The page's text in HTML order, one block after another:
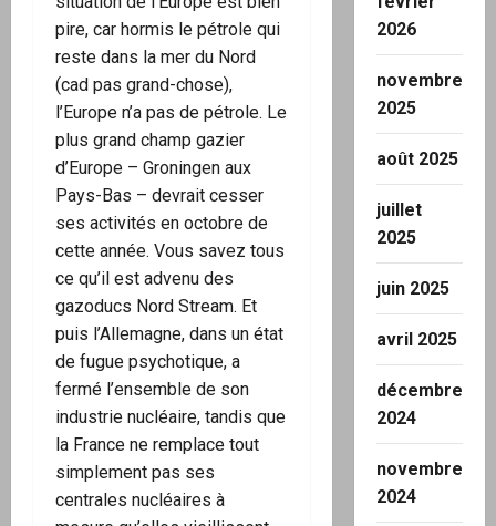
pire, car hormis le pétrole qui
reste dans la mer du Nord
(cad pas grand-chose),
l’Europe n’a pas de pétrole. Le
plus grand champ gazier
d’Europe – Groningen aux
Pays-Bas – devrait cesser
ses activités en octobre de
cette année. Vous savez tous
ce qu’il est advenu des
gazoducs Nord Stream. Et
puis l’Allemagne, dans un état
de fugue psychotique, a
fermé l’ensemble de son
industrie nucléaire, tandis que
la France ne remplace tout
simplement pas ses
centrales nucléaires à
2026
novembre
2025
août 2025
juillet
2025
juin 2025
avril 2025
décembre
2024
novembre
2024